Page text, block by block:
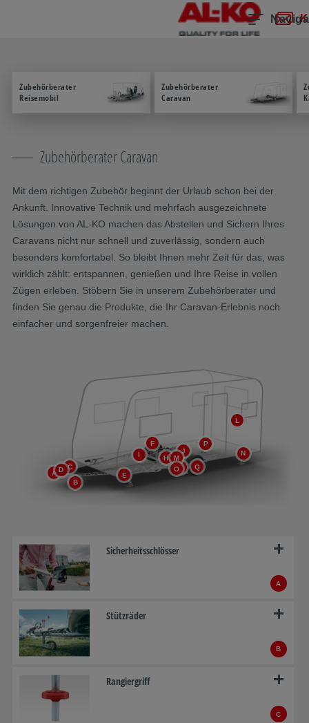
Zubehörberater
Reisemobil
Zubehörberater
Caravan
Zubehörberater Caravan
Mit dem richtigen Zubehör beginnt der Urlaub schon bei der
Ankunft. Innovative Technik und mehrfach ausgezeichnete
Lösungen von AL-KO machen das Abstellen und Sichern Ihres
Caravans nicht nur schnell und zuverlässig, sondern auch
besonders komfortabel. So bleibt Ihnen mehr Zeit für das, was
wirklich zählt: entspannen, genießen und Ihre Reise in vollen
Zügen erleben. Stöbern Sie in unserem Zubehörberater und
finden Sie genau die Produkte, die Ihr Caravan-Erlebnis noch
einfacher und sorgenfreier machen.
A
B
C
D
E
F
G
H
I J
L
M
N
O
P
Q
Sicherheitsschlösser
A
Stützräder
B
Rangiergriff
C